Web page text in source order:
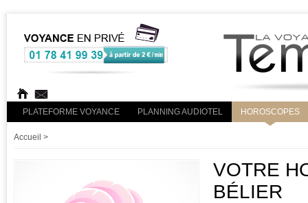
PLATEFORME VOYANCE PLANNING AUDIOTEL HOROSCOPES
Accueil >
VOTRE
BÉLIER